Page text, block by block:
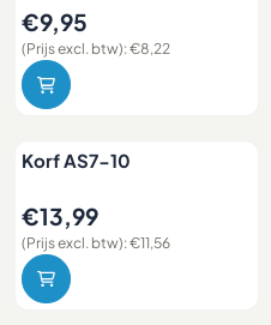
Prijs: 9,95, exclusief btw: 8,22
€9,95
(Prijs excl. btw):€8,22
Korf AS7-10
Prijs: 13,99, exclusief btw:
€13,99
(Prijs excl. btw):€11,56